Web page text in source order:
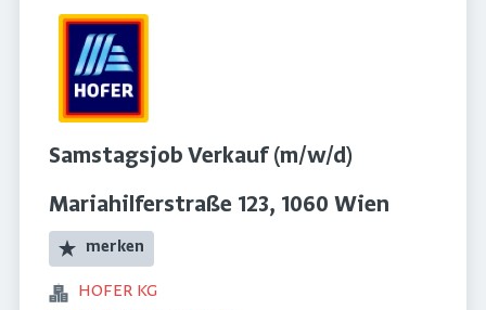
Samstagsjob Verkauf (m/w/d)
Mariahilferstraße 123, 1060 Wien
merken
HOFER KG